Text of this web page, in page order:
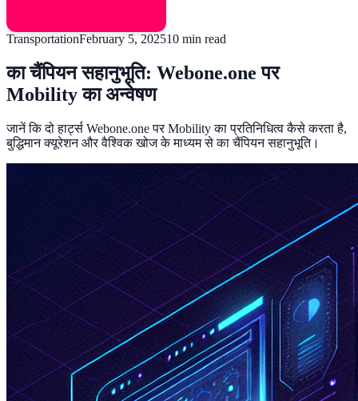
TransportationFebruary 5, 202510 min read
का चैंपियन सहानुभूति: Webone.one पर
Mobility का अन्वेषण
जानें कि दो हार्ट्स Webone.one पर Mobility का प्रतिनिधित्व कैसे करता है,
बुद्धिमान क्यूरेशन और वैश्विक खोज के माध्यम से का चैंपियन सहानुभूति।